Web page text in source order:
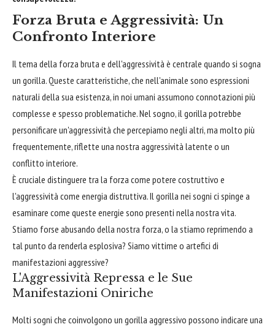
Forza Bruta e Aggressività: Un
Confronto Interiore
Il tema della forza bruta e dell'aggressività è centrale quando si sogna
un gorilla. Queste caratteristiche, che nell'animale sono espressioni
naturali della sua esistenza, in noi umani assumono connotazioni più
complesse e spesso problematiche. Nel sogno, il gorilla potrebbe
personificare un'aggressività che percepiamo negli altri, ma molto più
frequentemente, riflette una nostra aggressività latente o un
conflitto interiore.
È cruciale distinguere tra la forza come potere costruttivo e
l'aggressività come energia distruttiva. Il gorilla nei sogni ci spinge a
esaminare come queste energie sono presenti nella nostra vita.
Stiamo forse abusando della nostra forza, o la stiamo reprimendo a
tal punto da renderla esplosiva? Siamo vittime o artefici di
manifestazioni aggressive?
L'Aggressività Repressa e le Sue
Manifestazioni Oniriche
Molti sogni che coinvolgono un gorilla aggressivo possono indicare una